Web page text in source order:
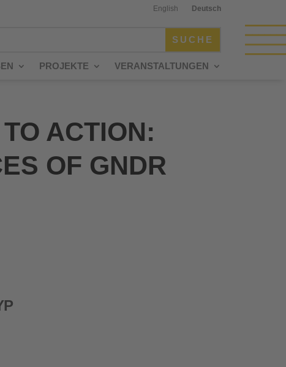
English Deutsch
PROJEKTE VERANSTALTUNGEN
ACTION:
OF GNDR